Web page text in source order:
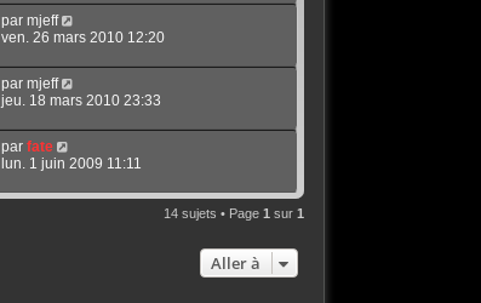
par mjeff
ven. 26 mars 2010 12:20
par mjeff
jeu. 18 mars 2010 23:33
par fate
lun. 1 juin 2009 11:11
14 sujets • Page 1 sur 1
Aller à